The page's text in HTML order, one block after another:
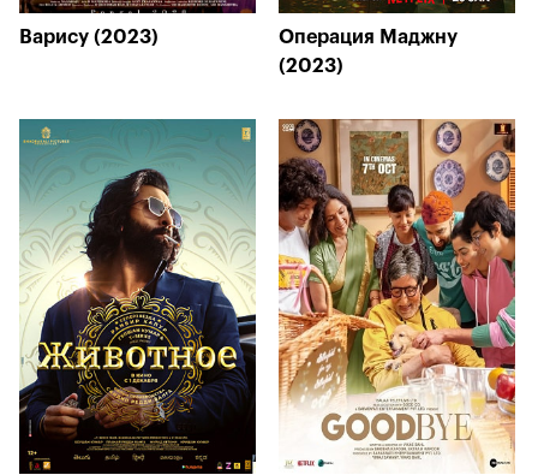
Варису (2023)
Операция Маджну
(2023)